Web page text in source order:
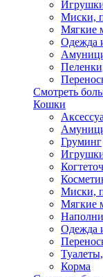
Миски,
Мягкие
Одежда
Смотреть
Кошки
Груминг
Миски,
Мягкие
Одежда
Корма